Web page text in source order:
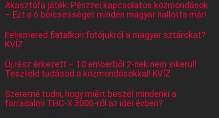
Akasztófa játék: Pénzzel kapcsolatos közmondások
– Ezt a 6 bölcsességet minden magyar hallotta már!
Felismered fiatalkori fotójukról a magyar sztárokat?
KVÍZ
Új rész érkezett – 10 emberből 2-nek nem sikerül!
Teszteld tudásod a közmondásokkal! KVÍZ
Szeretné tudni, hogy miért beszél mindenki a
forradalmi THC-X 3000-ről az idei évben?